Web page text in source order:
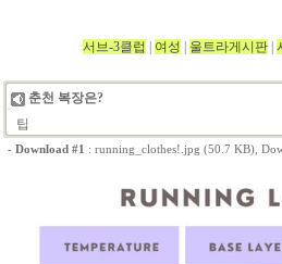
서브-3클럽 여성 울트라게시판
춘천 복장은?
팁
- Download #1 : running_clothes!.jpg (50.7 KB) ,